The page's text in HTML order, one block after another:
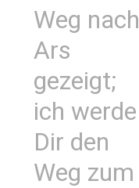
Weg nach
Ars
gezeigt;
ich werde
Dir den
Weg zum